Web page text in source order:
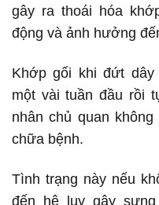
gây ra thoái hóa
động và ảnh hưởng
Khớp gối khi đứt dây
một vài tuần đầu rồi
nhân chủ quan
chữa bệnh.
Tình trạng này nếu
đến hệ lụy gây